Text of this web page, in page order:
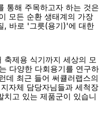
통해 주목하고자 하는 것은
모든 순환 생태계의 가장
, 바로 '그릇(용기)'에 대한
제용 식기까지 세상의 모
다양한 다회용기를 연구하
데 최근 들어 써큘러랩스의
자체 담당자님들과 세척장
치고 있는 제품군이 있습니